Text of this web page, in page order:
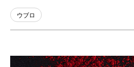
ウブロ